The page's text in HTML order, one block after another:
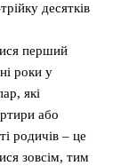
десятків
перший
роки у
які
або
родичів – це
зовсім, тим